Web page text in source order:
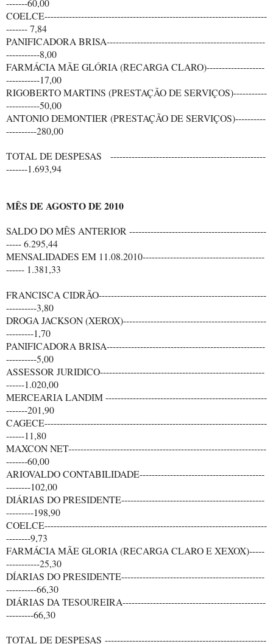
-------60,00
COELCE-------------------------------------------------------------------------
------- 7,84
PANIFICADORA BRISA----------------------------------------------------
-----------8,00
FARMÁCIA MÃE GLÓRIA (RECARGA CLARO)-------------------
-----------17,00
RIGOBERTO MARTINS (PRESTAÇÃO DE SERVIÇOS)-----------
-----------50,00
ANTONIO DEMONTIER (PRESTAÇÃO DE SERVIÇOS)----------
----------280,00
TOTAL DE DESPESAS ---------------------------------------------------
-------1.693,94
MÊS DE AGOSTO DE 2010
SALDO DO MÊS ANTERIOR ---------------------------------------------
----- 6.295,44
MENSALIDADES EM 11.08.2010----------------------------------------
------ 1.381,33
FRANCISCA CIDRÃO-------------------------------------------------------
----------3,80
DROGA JACKSON (XEROX)-----------------------------------------------
---------1,70
PANIFICADORA BRISA----------------------------------------------------
----------5,00
ASSESSOR JURIDICO------------------------------------------------------
------1.020,00
MERCEARIA LANDIM -----------------------------------------------------
-------201,90
CAGECE-------------------------------------------------------------------------
------11,80
MAXCON NET-----------------------------------------------------------------
-------60,00
ARIOVALDO CONTABILIDADE-----------------------------------------
--------102,00
DIÁRIAS DO PRESIDENTE-----------------------------------------------
---------198,90
COELCE-------------------------------------------------------------------------
--------9,73
FARMÁCIA MÃE GLORIA (RECARGA CLARO E XEXOX)-----
-----------25,30
DÍARIAS DO PRESIDENTE-----------------------------------------------
----------66,30
DIÁRIAS DA TESOUREIRA-----------------------------------------------
---------66,30
TOTAL DE DESPESAS -----------------------------------------------------